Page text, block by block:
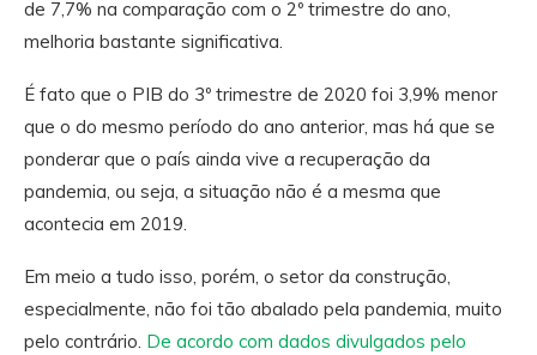
de 7,7% na comparação com o 2º trimestre do ano,
melhoria bastante significativa.
É fato que o PIB do 3º trimestre de 2020 foi 3,9% menor
que o do mesmo período do ano anterior, mas há que se
ponderar que o país ainda vive a recuperação da
pandemia, ou seja, a situação não é a mesma que
acontecia em 2019.
Em meio a tudo isso, porém, o setor da construção,
especialmente, não foi tão abalado pela pandemia, muito
pelo contrário. De acordo com dados divulgados pelo